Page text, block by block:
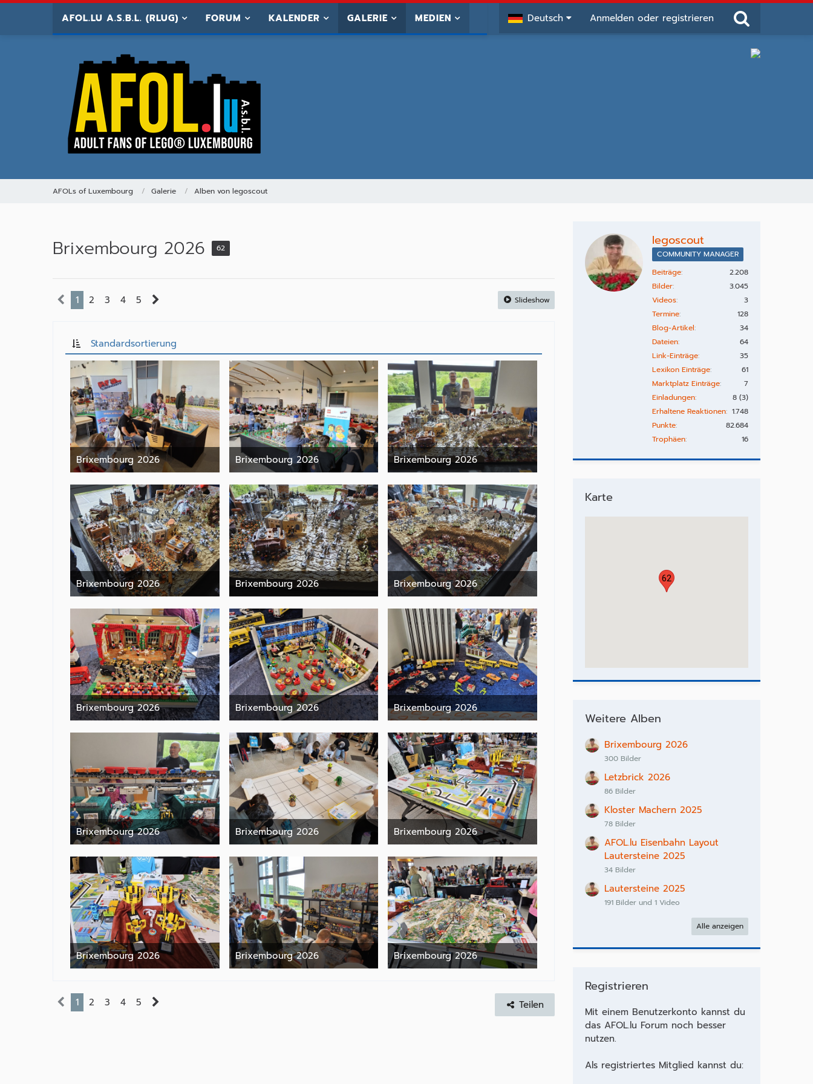
AFOL.LU A.S.B.L. (RLUG) FORUM KALENDER GALERIE MEDIEN Deutsch Anmelden oder registrieren
AFOLs of Luxembourg Galerie Alben von legoscout
Brixembourg 2026 62
1 2 3 4 5 Slideshow
Standardsortierung
Brixembourg 2026
9. Juni 2026
Brixembourg 2026
9. Juni 2026
Brixembourg 2026
9. Juni 2026
Brixembourg 2026
9. Juni 2026
Brixembourg 2026
9. Juni 2026
Brixembourg 2026
9. Juni 2026
Brixembourg 2026
9. Juni 2026
Brixembourg 2026
9. Juni 2026
Brixembourg 2026
9. Juni 2026
Brixembourg 2026
9. Juni 2026
Brixembourg 2026
9. Juni 2026
Brixembourg 2026
9. Juni 2026
Brixembourg 2026
9. Juni 2026
Brixembourg 2026
9. Juni 2026
Brixembourg 2026
9. Juni 2026
1 2 3 4 5 Teilen
legoscout
COMMUNITY MANAGER
Beiträge
2.208
Bilder
3.045
Videos
3
Termine
128
Blog-Artikel
34
Dateien
64
Link-Einträge
35
Lexikon Einträge
61
Marktplatz Einträge
7
Einladungen
8 (3)
Erhaltene Reaktionen 1.748
Punkte
82.684
Trophäen
16
Karte
62
Weitere Alben
Brixembourg 2026
300 Bilder
Letzbrick 2026
86 Bilder
Kloster Machern 2025
78 Bilder
AFOL.lu Eisenbahn Layout
Lautersteine 2025
34 Bilder
Lautersteine 2025
191 Bilder und 1 Video
Alle anzeigen
Registrieren
Mit einem Benutzerkonto kannst du
das AFOL.lu Forum noch besser
nutzen.
Als registriertes Mitglied kannst du: